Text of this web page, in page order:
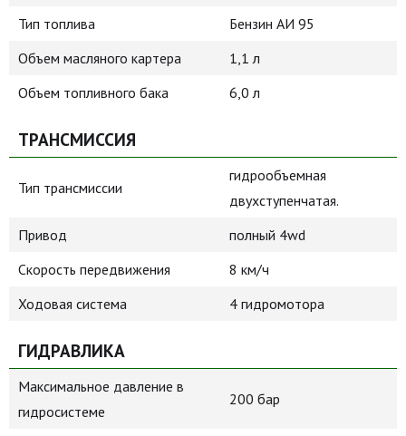
Тип топлива
Бензин АИ 95
Объем масляного картера
1,1 л
Объем топливного бака
6,0 л
ТРАНСМИССИЯ
Тип трансмиссии
гидрообъемная
двухступенчатая.
Привод
полный 4wd
Скорость передвижения
8 км/ч
Ходовая система
4 гидромотора
ГИДРАВЛИКА
Максимальное давление в
гидросистеме
200 бар